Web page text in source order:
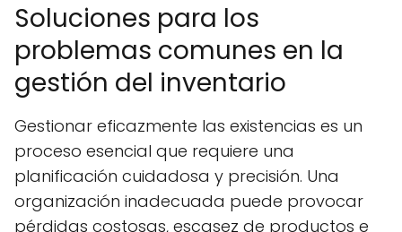
Soluciones para los
problemas comunes en la
gestión del inventario
Gestionar eficazmente las existencias es un
proceso esencial que requiere una
planificación cuidadosa y precisión. Una
organización inadecuada puede provocar
pérdidas costosas, escasez de productos e